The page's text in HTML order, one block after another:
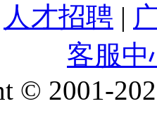
人才招聘 |
客服中
© 2001-